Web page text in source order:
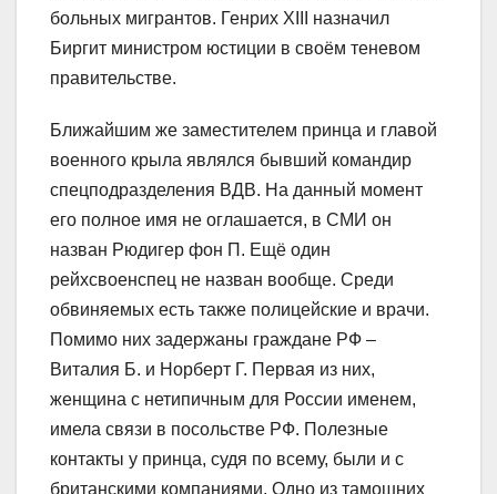
больных мигрантов. Генрих XIII назначил
Биргит министром юстиции в своём теневом
правительстве.
Ближайшим же заместителем принца и главой
военного крыла являлся бывший командир
спецподразделения ВДВ. На данный момент
его полное имя не оглашается, в СМИ он
назван Рюдигер фон П. Ещё один
рейхсвоенспец не назван вообще. Среди
обвиняемых есть также полицейские и врачи.
Помимо них задержаны граждане РФ –
Виталия Б. и Норберт Г. Первая из них,
женщина с нетипичным для России именем,
имела связи в посольстве РФ. Полезные
контакты у принца, судя по всему, были и с
британскими компаниями. Одно из тамошних